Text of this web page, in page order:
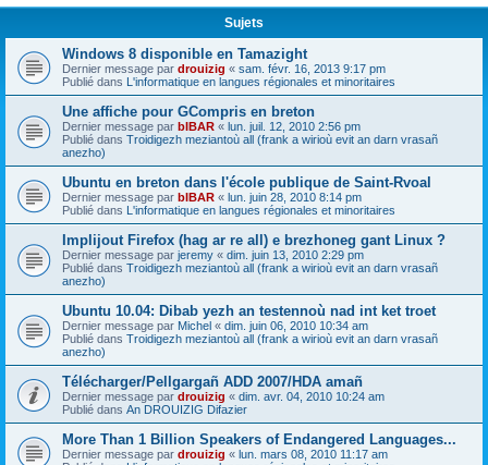
c
Sujets
Windows 8 disponible en Tamazight
Dernier message par drouizig « sam. févr. 16, 2013 9:17 pm
Publié dans L'informatique en langues régionales et minoritaires
Une affiche pour GCompris en breton
Dernier message par bIBAR « lun. juil. 12, 2010 2:56 pm
Publié dans Troidigezh meziantoù all (frank a wirioù evit an darn vrasañ
anezho)
Ubuntu en breton dans l'école publique de Saint-Rvoal
Dernier message par bIBAR « lun. juin 28, 2010 8:14 pm
Publié dans L'informatique en langues régionales et minoritaires
Implijout Firefox (hag ar re all) e brezhoneg gant Linux ?
Dernier message par jeremy « dim. juin 13, 2010 2:29 pm
Publié dans Troidigezh meziantoù all (frank a wirioù evit an darn vrasañ
anezho)
Ubuntu 10.04: Dibab yezh an testennoù nad int ket troet
Dernier message par Michel « dim. juin 06, 2010 10:34 am
Publié dans Troidigezh meziantoù all (frank a wirioù evit an darn vrasañ
anezho)
Télécharger/Pellgargañ ADD 2007/HDA amañ
Dernier message par drouizig « dim. avr. 04, 2010 10:24 am
Publié dans An DROUIZIG Difazier
More Than 1 Billion Speakers of Endangered Languages...
Dernier message par drouizig « lun. mars 08, 2010 11:17 am